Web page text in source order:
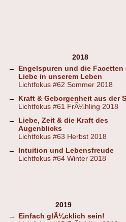
2018
→
Engelspuren und die Facetten
Liebe in unserem Leben
Lichtfokus #62 Sommer 2018
→
Kraft & Geborgenheit aus der
Lichtfokus #61 FrÃ¼hling 2018
→
Liebe, Zeit & die Kraft des
Augenblicks
Lichtfokus #63 Herbst 2018
→
Intuition und Lebensfreude
Lichtfokus #64 Winter 2018
2019
→
Einfach glÃ¼cklich sein!